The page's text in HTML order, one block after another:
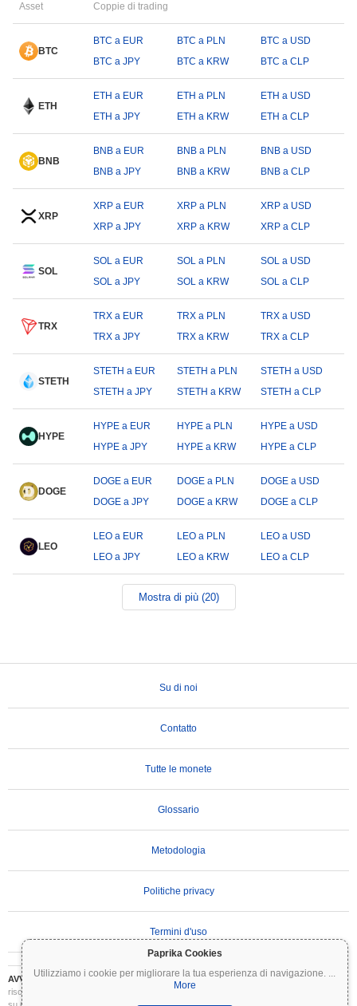
Paprika Cookies
Utilizziamo i cookie per migliorare la tua esperienza di navigazione. ...
More
Asset Coppie di trading
BTC
BTC a EUR BTC a PLN
BTC a USD
BTC a JPY
BTC a KRW BTC a CLP
ETH
ETH a EUR ETH a PLN
ETH a USD
ETH a JPY
ETH a KRW ETH a CLP
BNB
BNB a EUR BNB a PLN
BNB a USD
BNB a JPY
BNB a KRW BNB a CLP
XRP
XRP a EUR XRP a PLN
XRP a USD
XRP a JPY
XRP a KRW XRP a CLP
SOL
SOL a EUR SOL a PLN
SOL a USD
SOL a JPY
SOL a KRW SOL a CLP
TRX
TRX a EUR TRX a PLN
TRX a USD
TRX a JPY
TRX a KRW TRX a CLP
STETH
STETH a EUR STETH a PLN
STETH a USD
STETH a JPY
STETH a KRW STETH a CLP
HYPE
HYPE a EUR HYPE a PLN
HYPE a USD
HYPE a JPY
HYPE a KRW HYPE a CLP
DOGE
DOGE a EUR DOGE a PLN
DOGE a USD
DOGE a JPY
DOGE a KRW DOGE a CLP
LEO
LEO a EUR LEO a PLN
LEO a USD
LEO a JPY
LEO a KRW LEO a CLP
Mostra di più (20)
Su di noi
Contatto
Tutte le monete
Glossario
Metodologia
Politiche privacy
Termini d'uso
AVVERTENZA IMPORTANTE:Le criptovalute sono altamente volatili e comportano
rischi significativi. Potresti perdere parte o tutto il tuo investimento. Tutte le informazioni